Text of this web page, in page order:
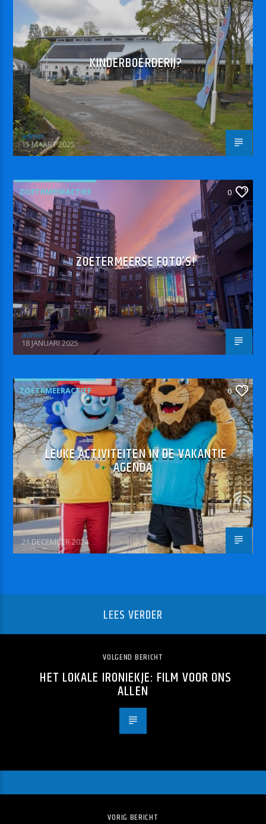
KINDERBOERDERIJ?
admin
15 MAART 2025
ZOETRMEERACTIEF 0
ZOETERMEERSE FOTO’S!
admin
18 JANUARI 2025
ZOETRMEERACTIEF 0
LEUKE ACTIVITEITEN IN DE VAKANTIE
AGENDA
21 DECEMBER 2024
LEES VERDER
VOLGEND BERICHT
HET LOKALE IRONIEKJE: FILM VOOR ONS
ALLEN
VORIG BERICHT